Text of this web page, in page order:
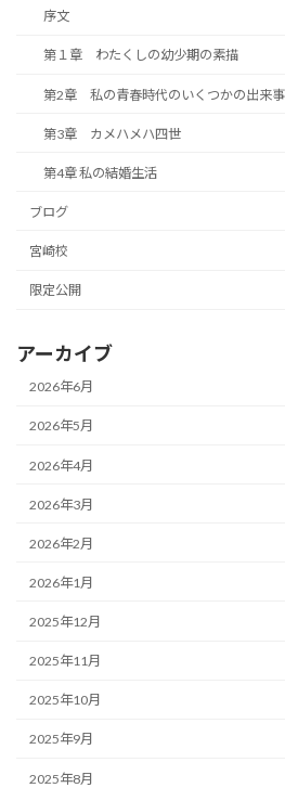
序文
第１章 わたくしの幼少期の素描
第2章 私の青春時代のいくつかの出来事
第3章 カメハメハ四世
第4章 私の結婚生活
ブログ
宮崎校
限定公開
アーカイブ
2026年6月
2026年5月
2026年4月
2026年3月
2026年2月
2026年1月
2025年12月
2025年11月
2025年10月
2025年9月
2025年8月